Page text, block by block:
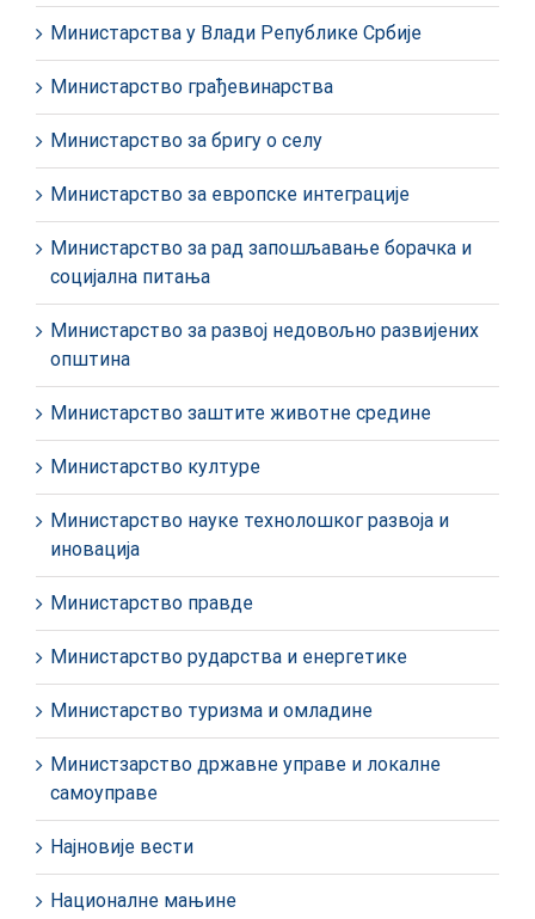
Министарства у Влади Републике Србије
Министарство грађевинарства
Министарство за бригу о селу
Министарство за европске интеграције
Министарство за рад запошљавање борачка и
социјална питања
Министарство за развој недовољно развијених
општина
Министарство заштите животне средине
Министарство културе
Министарство науке технолошког развоја и
иновација
Министарство правде
Министарство рударства и енергетике
Министарство туризма и омладине
Министзарство државне управе и локалне
самоуправе
Најновије вести
Националне мањине